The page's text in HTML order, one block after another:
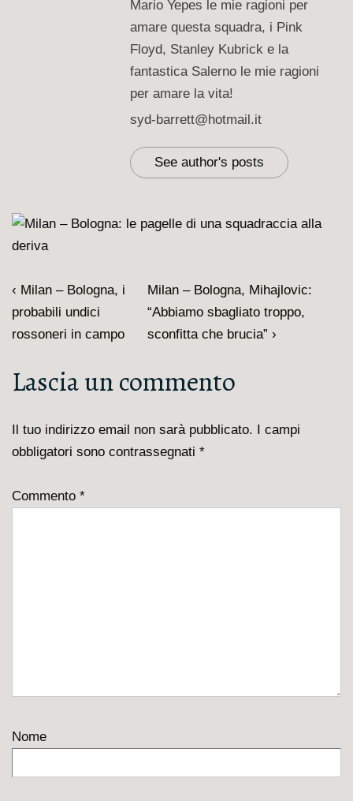
Mario Yepes le mie ragioni per
amare questa squadra, i Pink
Floyd, Stanley Kubrick e la
fantastica Salerno le mie ragioni
per amare la vita!
syd-barrett@hotmail.it
See author's posts
Navigazione
articoli
L'articolo
precedente
è
‹ Milan – Bologna, i
probabili undici
rossoneri in campo
Il
prossimo
articolo
Milan – Bologna, Mihajlovic:
“Abbiamo sbagliato troppo,
sconfitta che brucia” ›
Lascia un commento
Il tuo indirizzo email non sarà pubblicato. I campi
obbligatori sono contrassegnati *
Commento *
Nome